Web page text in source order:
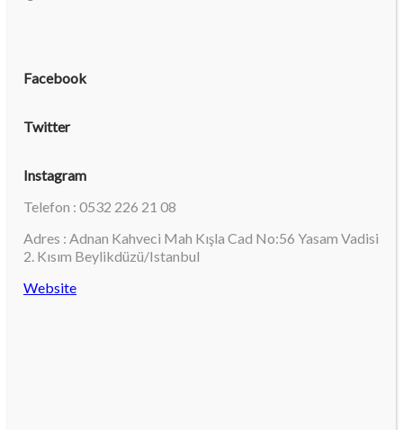
Facebook
Twitter
Instagram
Telefon : 0532 226 21 08
Adres : Adnan Kahveci Mah Kışla Cad No:56 Yasam Vadisi
2. Kısım Beylikdüzü/Istanbul
Website